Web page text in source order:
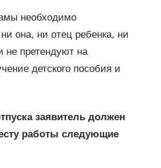
необходимо
она, ни отец ребенка, ни
не претендуют на
детского пособия и
заявитель должен
работы следующие